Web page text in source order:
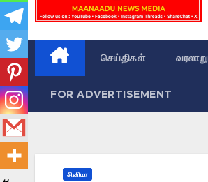
செய்திகள் வரலாறு
FOR ADVERTISEMENT
சினிமா